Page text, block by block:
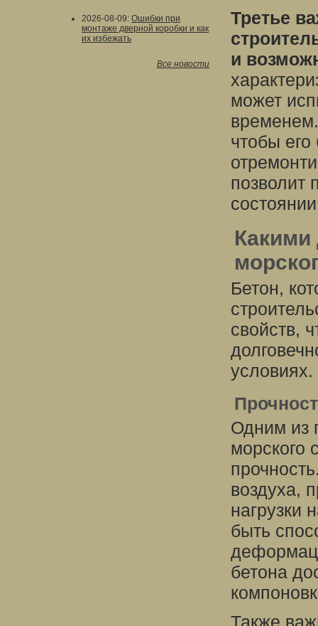
2026-08-09: Ошибки при
монтаже дверной коробки и как
их избежать
Все новости
Третье
и
может
чтобы
позволит
Какими
Бетон,
свойств,
условиях.
Одним из
морского
воздуха,
нагрузки
быть
бетона
Также